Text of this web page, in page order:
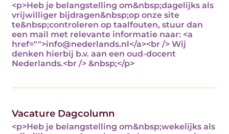
<p>Heb je belangstelling om&nbsp;dagelijks als
vrijwilliger bijdragen&nbsp;op onze site
te&nbsp;controleren op taalfouten, stuur dan
een mail met relevante informatie naar: <a
href="">info@nederlands.nl</a><br /> Wij
denken hierbij b.v. aan een oud-docent
Nederlands.<br /> &nbsp;</p>
Vacature Dagcolumn
<p>Heb je belangstelling om&nbsp;wekelijks als